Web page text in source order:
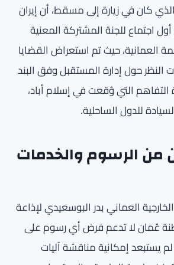
كان في زيارة إلى مسقط، أن إيران
اجتماع للجنة المشتركة المعنية
العمانية، حيث تم استعراض القضايا
النظر حول إدارة المستقبل وفق البند
التي وُقعت في إسلام أباد،
للدول الساحلية.
الرسوم والخدمات
العماني بدر البوسعيدي لإذاعة
عُمان لا تدعم فرض أي رسوم على
يستبعد إمكانية مناقشة آليات